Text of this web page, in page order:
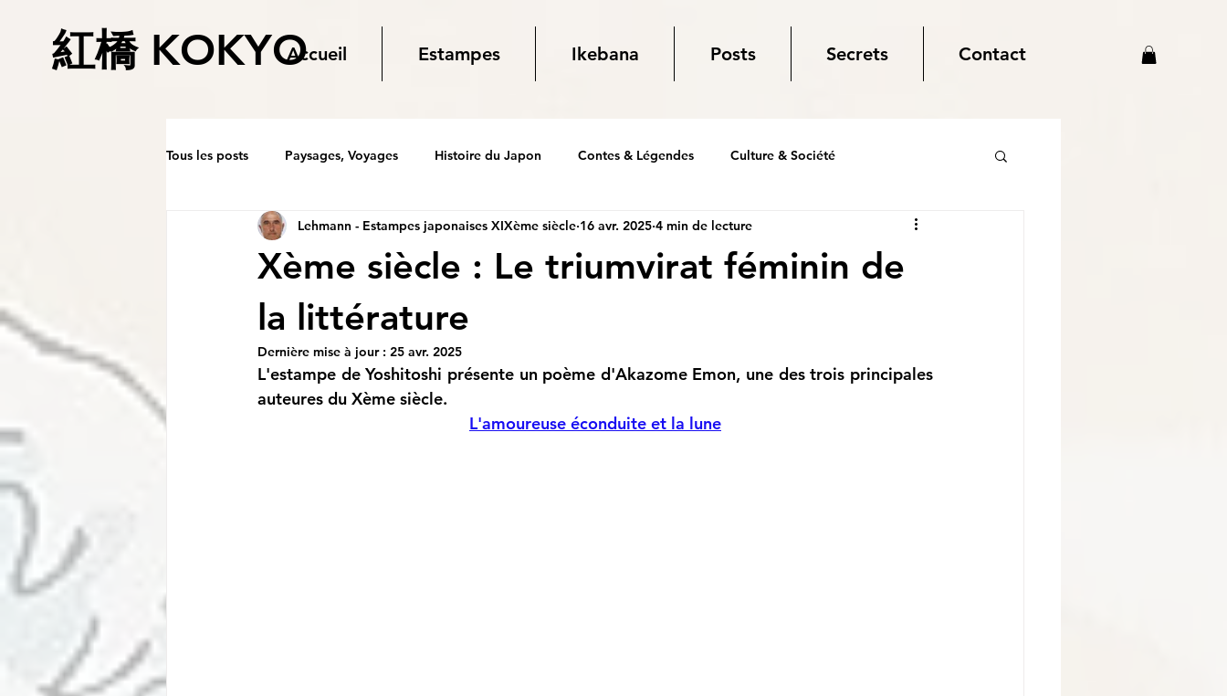
紅橋 KOKYOAccueil Estampes Ikebana Posts Secrets Contact
Tous les posts Paysages, Voyages Histoire du Japon Contes & Légendes Culture & Société
Xème siècle : Le triumvirat féminin de
la littérature
Lehmann - Estampes japonaises XIXème siècle 16 avr. 2025 4 min de lecture
Dernière mise à jour : 25 avr. 2025
L'estampe de Yoshitoshi présente un poème d'Akazome Emon, une des trois principales
auteures du Xème siècle.
L'amoureuse éconduite et la lune